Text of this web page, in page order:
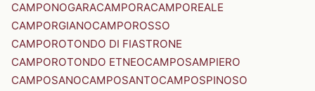
CAMPONOGARACAMPORACAMPOREALE
CAMPORGIANOCAMPOROSSO
CAMPOROTONDO DI FIASTRONE
CAMPOROTONDO ETNEOCAMPOSAMPIERO
CAMPOSANOCAMPOSANTOCAMPOSPINOSO